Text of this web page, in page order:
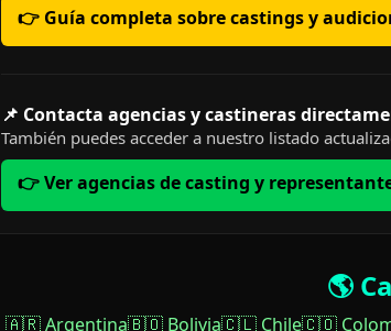
👉 Guía completa sobre castings y
📌 Contacta agencias y castineras
También puedes acceder a nuestro listado
👉 Ver agencias de casting y
🌎
🇦🇷 Argentina🇧🇴 Bolivia🇨🇱 Chile🇨🇴